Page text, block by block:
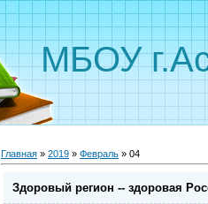
МБОУ
Главная » 2019 » Февраль » 04
Здоровый регион -- здоровая